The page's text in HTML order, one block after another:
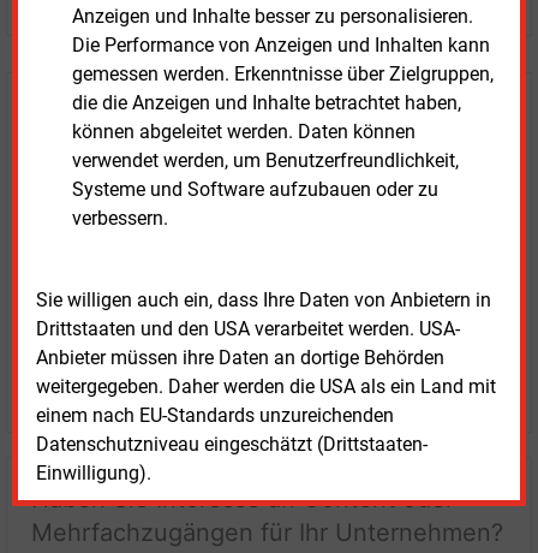
Anzeigen und Inhalte besser zu personalisieren.
Die Performance von Anzeigen und Inhalten kann
gemessen werden. Erkenntnisse über Zielgruppen,
die die Anzeigen und Inhalte betrachtet haben,
können abgeleitet werden. Daten können
verwendet werden, um Benutzerfreundlichkeit,
Systeme und Software aufzubauen oder zu
verbessern.
Sie willigen auch ein, dass Ihre Daten von Anbietern in
Drittstaaten und den USA verarbeitet werden. USA-
Anbieter müssen ihre Daten an dortige Behörden
weitergegeben. Daher werden die USA als ein Land mit
einem nach EU-Standards unzureichenden
Datenschutzniveau eingeschätzt (Drittstaaten-
Einwilligung).
Login für Kunden
LOGIN
Haben Sie Interesse an Content oder
Mehrfachzugängen für Ihr Unternehmen?